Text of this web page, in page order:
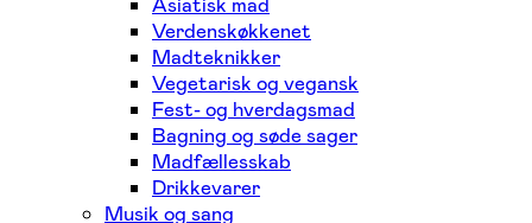
Verdenskøkkenet
Madteknikker
Vegetarisk og vegansk
Fest- og hverdagsmad
Bagning og søde sager
Madfællesskab
Drikkevarer
Musik og sang